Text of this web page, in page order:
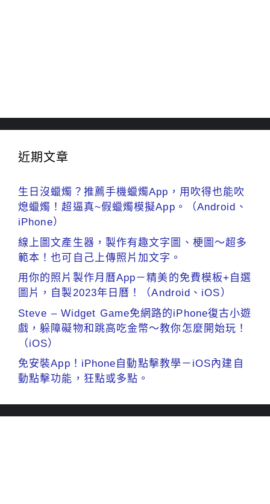
近期文章
生日沒蠟燭？推薦手機蠟燭App，用吹得也能吹
熄蠟燭！超逼真~假蠟燭模擬App。（Android、
iPhone）
線上圖文產生器，製作有趣文字圖、梗圖～超多
範本！也可自己上傳照片加文字。
用你的照片製作月曆App－精美的免費模板+自選
圖片，自製2023年日曆！（Android、iOS）
Steve – Widget Game免網路的iPhone復古小遊
戲，躲障礙物和跳高吃金幣～教你怎麼開始玩！
（iOS）
免安裝App！iPhone自動點擊教學－iOS內建自
動點擊功能，狂點或多點。